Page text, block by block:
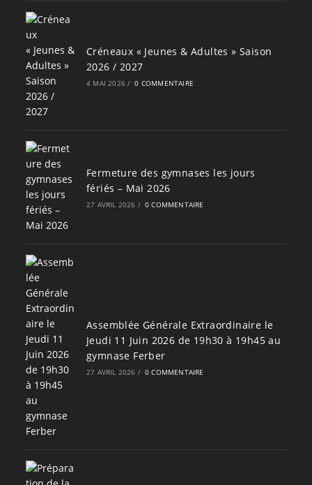
Créneaux « Jeunes & Adultes » Saison
2026 / 2027
4 MAI 2026 / 0 COMMENTAIRE
Fermeture des gymnases les jours
fériés – Mai 2026
27 AVRIL 2026 / 0 COMMENTAIRE
Assemblée Générale Extraordinaire le
Jeudi 11 Juin 2026 de 19h30 à 19h45 au
gymnase Ferber
27 AVRIL 2026 / 0 COMMENTAIRE